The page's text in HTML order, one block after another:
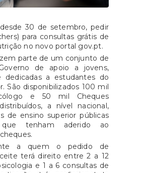
30 de setembro, pedir
para consultas grátis de
no novo portal gov.pt.
parte de um conjunto de
de apoio a jovens,
dedicadas a estudantes do
São disponibilizados 100 mil
e 50 mil Cheques
a nível nacional,
de ensino superior públicas
tenham aderido ao
a quem o pedido de
terá direito entre 2 a 12
e 1 a 6 consultas de